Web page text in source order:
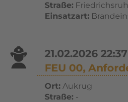
Straße:Friedrichsruh
Einsatzart:
21.02.2026 22:37
FEU 00,
Ort:Aukrug
Straße:-